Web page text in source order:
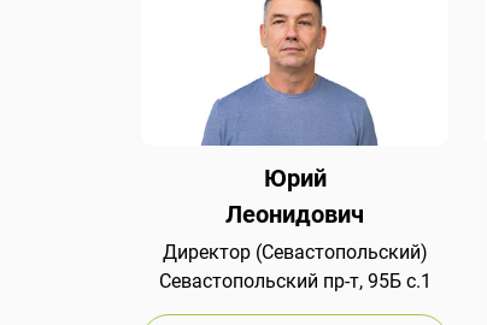
Юрий
Леонидович
Директор (Севастопольский)
Севастопольский пр-т, 95Б с.1